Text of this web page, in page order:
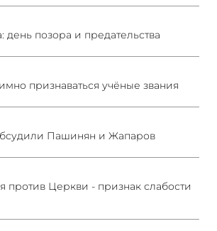
день позора и предательства
признаваться учёные звания
Пашинян и Жапаров
против Церкви - признак слабости